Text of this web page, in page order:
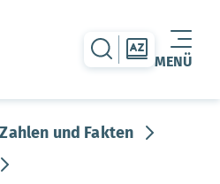
MENÜ
Warenkorb leer
zur Suche-Seite
zur
Zahlen und Fakten